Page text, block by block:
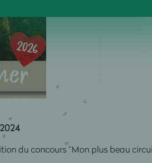
du concours “Mon plus beau